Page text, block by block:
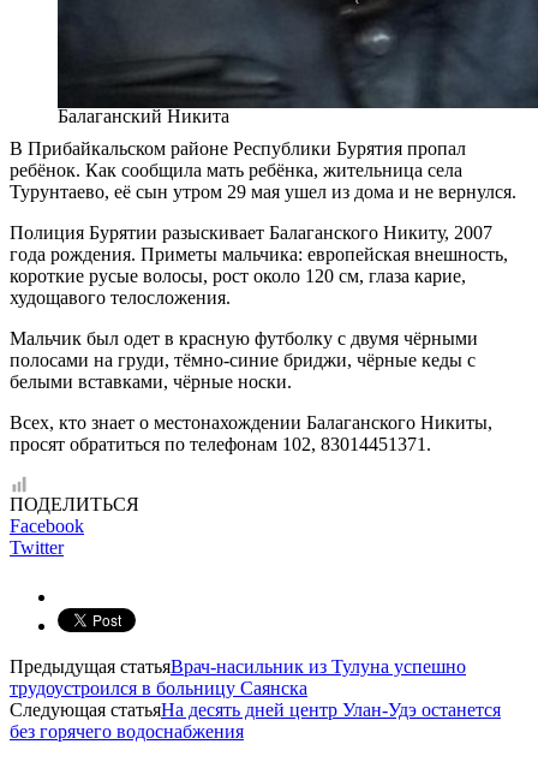
Балаганский Никита
В Прибайкальском районе Республики Бурятия пропал
ребёнок. Как сообщила мать ребёнка, жительница села
Турунтаево, её сын утром 29 мая ушел из дома и не вернулся.
Полиция Бурятии разыскивает Балаганского Никиту, 2007
года рождения. Приметы мальчика: европейская внешность,
короткие русые волосы, рост около 120 см, глаза карие,
худощавого телосложения.
Мальчик был одет в красную футболку с двумя чёрными
полосами на груди, тёмно-синие бриджи, чёрные кеды с
белыми вставками, чёрные носки.
Всех, кто знает о местонахождении Балаганского Никиты,
просят обратиться по телефонам 102, 83014451371.
ПОДЕЛИТЬСЯ
Facebook
Twitter
Предыдущая статьяВрач-насильник из Тулуна успешно
трудоустроился в больницу Саянска
Следующая статьяНа десять дней центр Улан-Удэ останется
без горячего водоснабжения